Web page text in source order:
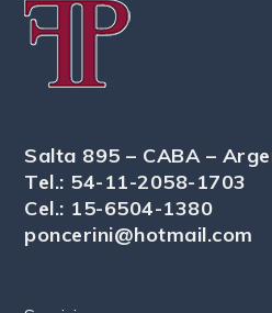
entradas
Salta 895 – CABA –
Tel.: 54-11-2058-1703
Cel.: 15-6504-1380
poncerini@hotmail.com